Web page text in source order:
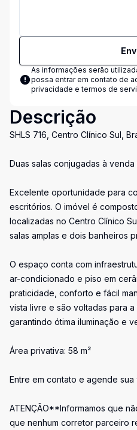
As informações serão
possa entrar em contato de
privacidade e termos de
Descrição
SHLS 716, Centro Clínico Sul,
Duas salas conjugadas à
Excelente oportunidade para
escritórios. O imóvel é
localizadas no Centro Clínico
salas amplas e dois banheiros
O espaço conta com
ar-condicionado e piso em
praticidade, conforto e fácil
vista livre e são voltadas para
garantindo ótima iluminação e
Área privativa: 58 m²
Entre em contato e agende sua
ATENÇÃO**Informamos que
que nenhum corretor parceiro